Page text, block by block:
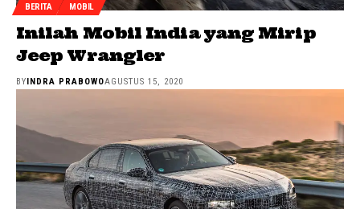
BERITA MOBIL
Inilah Mobil India yang Mirip
Jeep Wrangler
BYINDRA PRABOWOAGUSTUS 15, 2020